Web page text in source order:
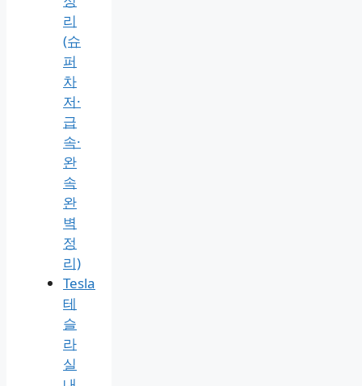
리
(슈
퍼
차
저·
급
속·
완
속
완
벽
정
리)
Tesla
테
슬
라
실